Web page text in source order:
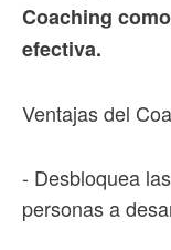
Coaching
efectiva.
Ventajas del
- Desbloquea
personas a